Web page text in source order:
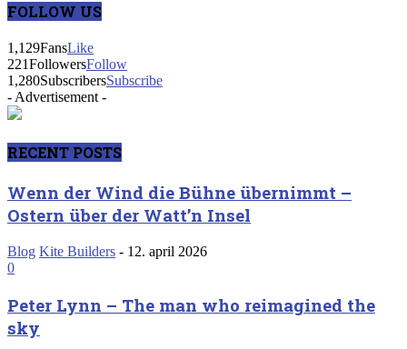
FOLLOW US
1,129FansLike
221FollowersFollow
1,280SubscribersSubscribe
- Advertisement -
RECENT POSTS
Wenn der Wind die Bühne übernimmt –
Ostern über der Watt’n Insel
Blog Kite Builders - 12. april 2026
0
Peter Lynn – The man who reimagined the
sky